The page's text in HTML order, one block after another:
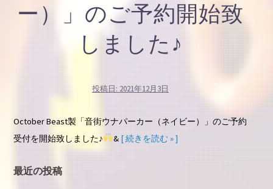
ー）」のご予約開始致
しました♪
投稿日: 2021年12月3日
October Beast製「音街ウナパーカー（ネイビー）」のご予約
受付を開始致しました♪
& [ 続きを読む » ]
最近の投稿